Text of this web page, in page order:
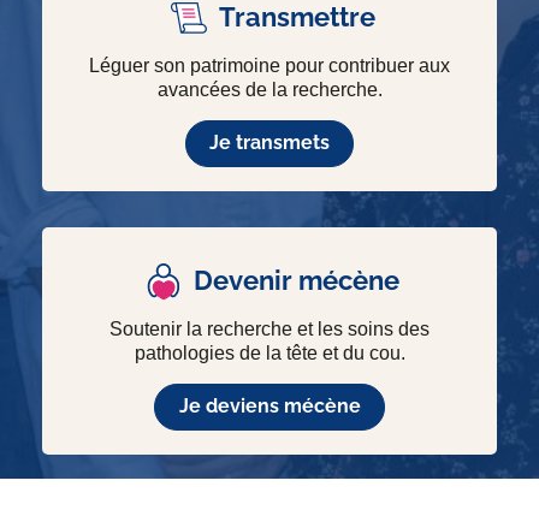
Transmettre
Léguer son patrimoine pour contribuer aux
avancées de la recherche.
Je transmets
Devenir mécène
Soutenir la recherche et les soins des
pathologies de la tête et du cou.
Je deviens mécène